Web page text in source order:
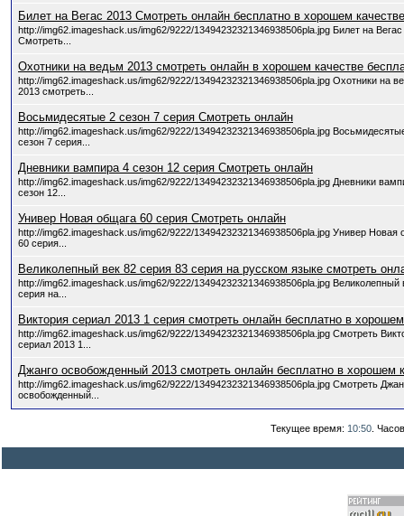
Билет на Вегас 2013 Смотреть онлайн бесплатно в хорошем качестве
http://img62.imageshack.us/img62/9222/13494232321346938506pla.jpg Билет на
Смотреть...
Охотники на ведьм 2013 смотреть онлайн в хорошем качестве
http://img62.imageshack.us/img62/9222/13494232321346938506pla.jpg Охотники на
2013 смотреть...
Восьмидесятые 2 сезон 7 серия Смотреть онлайн
http://img62.imageshack.us/img62/9222/13494232321346938506pla.jpg
сезон 7 серия...
Дневники вампира 4 сезон 12 серия Смотреть онлайн
http://img62.imageshack.us/img62/9222/13494232321346938506pla.jpg Дневники
сезон 12...
Универ Новая общага 60 серия Смотреть онлайн
http://img62.imageshack.us/img62/9222/13494232321346938506pla.jpg Универ Новая
60 серия...
Великолепный век 82 серия 83 серия на русском языке смотреть
http://img62.imageshack.us/img62/9222/13494232321346938506pla.jpg Великолепный
серия на...
Виктория сериал 2013 1 серия смотреть онлайн бесплатно в
http://img62.imageshack.us/img62/9222/13494232321346938506pla.jpg Смотреть
сериал 2013 1...
Джанго освобожденный 2013 смотреть онлайн бесплатно в хорошем
http://img62.imageshack.us/img62/9222/13494232321346938506pla.jpg Смотреть
освобожденный...
Текущее время: 10:50.